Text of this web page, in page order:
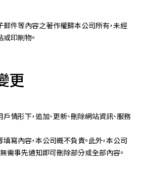
件等內容之著作權歸本公司所有，未經
印刷物。
更
情形下，追加、更新、刪除網站資訊、服務
寫內容，本公司概不負責。此外，本公司
需事先通知即可刪除部分或全部內容。